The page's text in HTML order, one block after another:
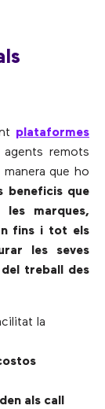
plataformes
remots
que ho
beneficis que
marques,
fins i tot els
les seves
treball des
la
als call